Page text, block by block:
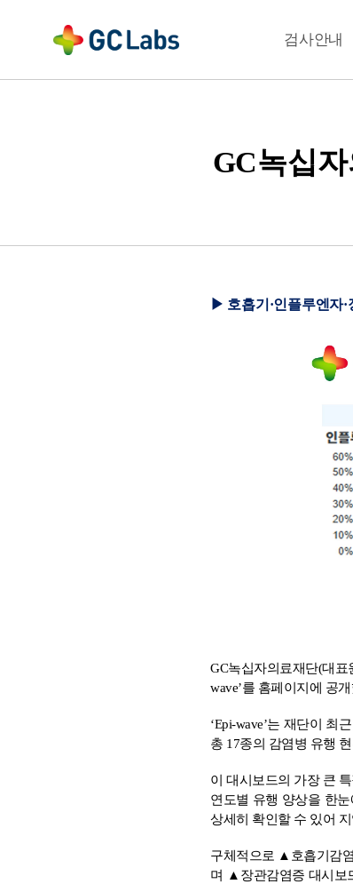
뉴
검사안내
결과확인
GC녹십
▶ 호흡기·인플루엔자
GC녹십자의료재단(대
wave’를 홈페이지에 공
‘Epi-wave’는 재단이 최
총 17종의 감염병 유행
이 대시보드의 가장 큰
연도별 유행 양상을 한
상세히 확인할 수 있어
구체적으로 ▲호흡기감
며 ▲장관감염증 대시보